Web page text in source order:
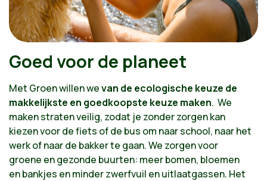
Goed voor de planeet
Met Groen willen wevan de ecologische keuze de
makkelijkste en goedkoopste keuze maken. We
maken straten veilig, zodat je zonder zorgen kan
kiezen voor de fiets of de bus om naar school, naar het
werk of naar de bakker te gaan. We zorgen voor
groene en gezonde buurten: meer bomen, bloemen
en bankjes en minder zwerfvuil en uitlaatgassen. Het